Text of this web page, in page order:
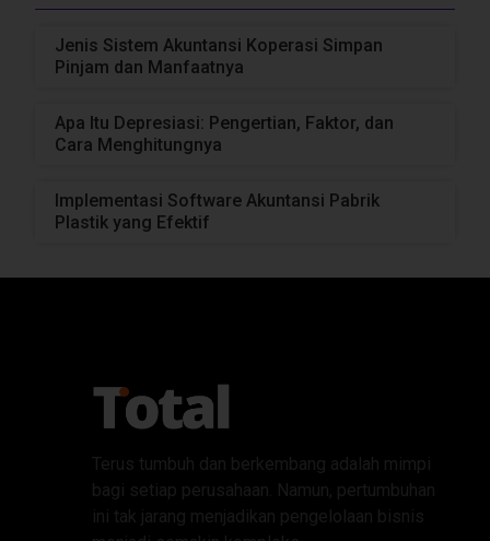
Jenis Sistem Akuntansi Koperasi Simpan
Pinjam dan Manfaatnya
Apa Itu Depresiasi: Pengertian, Faktor, dan
Cara Menghitungnya
Implementasi Software Akuntansi Pabrik
Plastik yang Efektif
Terus tumbuh dan berkembang adalah mimpi
bagi setiap perusahaan. Namun, pertumbuhan
ini tak jarang menjadikan pengelolaan bisnis